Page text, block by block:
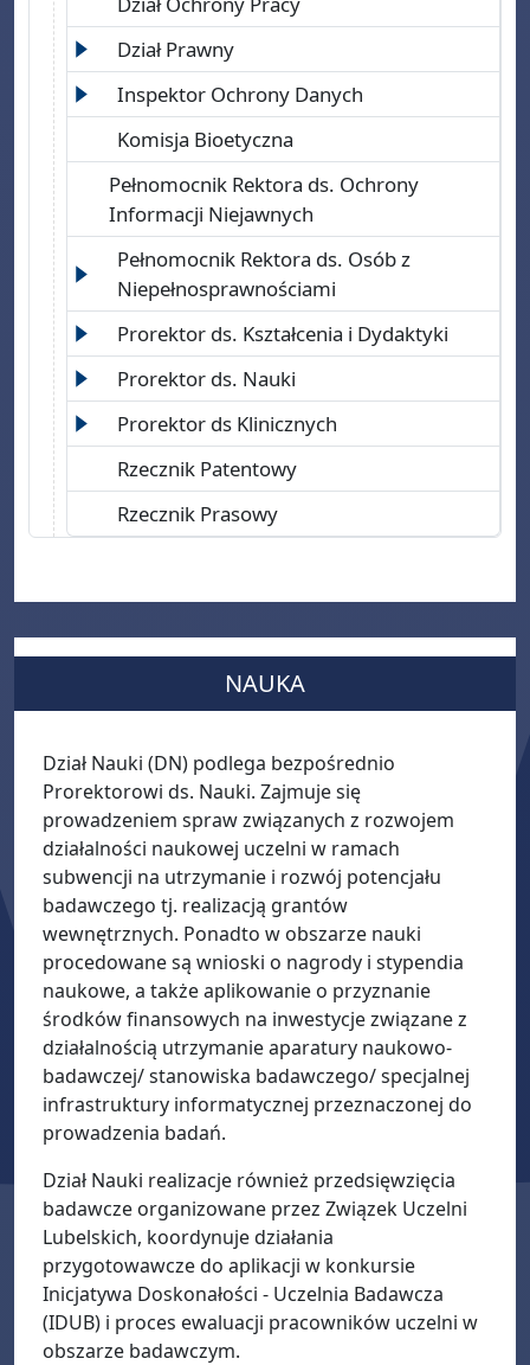
NAUKA
Dział Nauki (DN) podlega bezpośrednio
Prorektorowi ds. Nauki. Zajmuje się
prowadzeniem spraw związanych z rozwojem
działalności naukowej uczelni w ramach
subwencji na utrzymanie i rozwój potencjału
badawczego tj. realizacją grantów
wewnętrznych. Ponadto w obszarze nauki
procedowane są wnioski o nagrody i stypendia
naukowe, a także aplikowanie o przyznanie
środków finansowych na inwestycje związane z
działalnością utrzymanie aparatury naukowo-
badawczej/ stanowiska badawczego/ specjalnej
infrastruktury informatycznej przeznaczonej do
prowadzenia badań.
Dział Nauki realizacje również przedsięwzięcia
badawcze organizowane przez Związek Uczelni
Lubelskich, koordynuje działania
przygotowawcze do aplikacji w konkursie
Inicjatywa Doskonałości - Uczelnia Badawcza
(IDUB) i proces ewaluacji pracowników uczelni w
obszarze badawczym.